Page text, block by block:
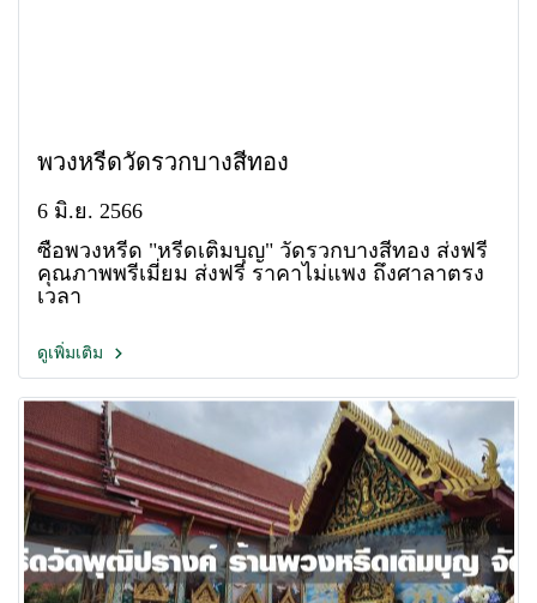
พวงหรีดวัดรวกบางสีทอง
6 มิ.ย. 2566
ซื้อพวงหรีด "หรีดเติมบุญ" วัดรวกบางสีทอง ส่งฟรี
คุณภาพพรีเมี่ยม ส่งฟรี ราคาไม่แพง ถึงศาลาตรง
เวลา
ดูเพิ่มเติม